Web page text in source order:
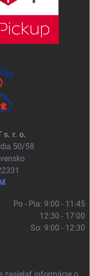
s. r. o.
50/58
Po - Pia: 9:00 - 11:45
12:30 - 17:00
So: 9:00 - 12:30